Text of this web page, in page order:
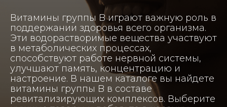
Витамины группы B играют важную роль в
поддержании здоровья всего организма.
Эти водорастворимые вещества участвуют
в метаболических процессах,
способствуют работе нервной системы,
улучшают память, концентрацию и
настроение. В нашем каталоге вы найдете
витамины группы B в составе
ревитализирующих комплексов. Выберите